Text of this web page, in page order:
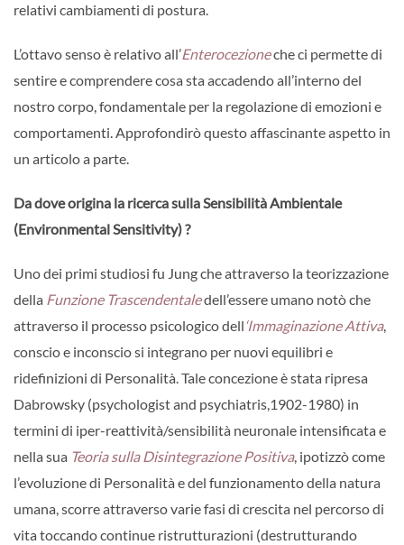
relativi cambiamenti di postura.
L’ottavo senso è relativo all’Enterocezioneche ci permette di
sentire e comprendere cosa sta accadendo all’interno del
nostro corpo, fondamentale per la regolazione di emozioni e
comportamenti. Approfondirò questo affascinante aspetto in
un articolo a parte.
Da dove origina la ricerca sulla Sensibilità Ambientale
(Environmental Sensitivity) ?
Uno dei primi studiosi fu Jung che attraverso la teorizzazione
della Funzione Trascendentaledell’essere umano notò che
attraverso il processo psicologico dell ‘Immaginazione Attiva,
conscio e inconscio si integrano per nuovi equilibri e
ridefinizioni di Personalità. Tale concezione è stata ripresa
Dabrowsky (psychologist and psychiatris,1902-1980) in
termini di iper-reattività/sensibilità neuronale intensificata e
nella sua Teoria sulla Disintegrazione Positiva, ipotizzò come
l’evoluzione di Personalità e del funzionamento della natura
umana, scorre attraverso varie fasi di crescita nel percorso di
vita toccando continue ristrutturazioni (destrutturando